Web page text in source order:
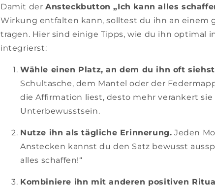
Damit der Ansteckbutton „Ich kann alles
Wirkung entfalten kann, solltest du ihn an einem
tragen. Hier sind einige Tipps, wie du ihn optimal
integrierst:
Wähle einen Platz, an dem du ihn oft
Schultasche, dem Mantel oder der
die Affirmation liest, desto mehr verankert
Unterbewusstsein.
Nutze ihn als tägliche Erinnerung. Jeden
Anstecken kannst du den Satz bewusst
alles schaffen!“
Kombiniere ihn mit anderen positiven